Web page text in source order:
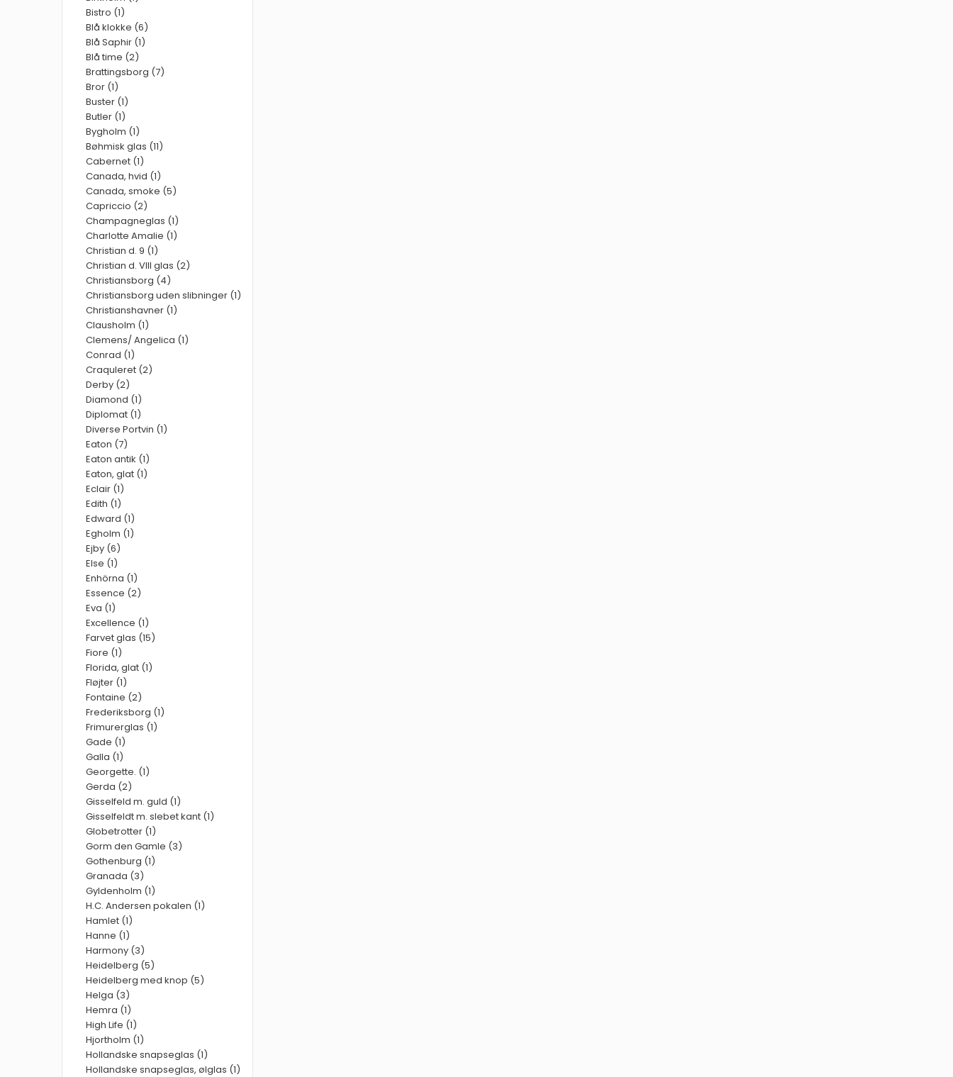
Bistro (1)
Blå klokke (6)
Blå Saphir (1)
Blå time (2)
Brattingsborg (7)
Bror (1)
Buster (1)
Butler (1)
Bygholm (1)
Bøhmisk glas (11)
Cabernet (1)
Canada, hvid (1)
Canada, smoke (5)
Capriccio (2)
Champagneglas (1)
Charlotte Amalie (1)
Christian d. 9 (1)
Christian d. VIII glas (2)
Christiansborg (4)
Christiansborg uden slibninger (1)
Christianshavner (1)
Clausholm (1)
Clemens/ Angelica (1)
Conrad (1)
Craquleret (2)
Derby (2)
Diamond (1)
Diplomat (1)
Diverse Portvin (1)
Eaton (7)
Eaton antik (1)
Eaton, glat (1)
Eclair (1)
Edith (1)
Edward (1)
Egholm (1)
Ejby (6)
Else (1)
Enhörna (1)
Essence (2)
Eva (1)
Excellence (1)
Farvet glas (15)
Fiore (1)
Florida, glat (1)
Fløjter (1)
Fontaine (2)
Frederiksborg (1)
Frimurerglas (1)
Gade (1)
Galla (1)
Georgette. (1)
Gerda (2)
Gisselfeld m. guld (1)
Gisselfeldt m. slebet kant (1)
Globetrotter (1)
Gorm den Gamle (3)
Gothenburg (1)
Granada (3)
Gyldenholm (1)
H.C. Andersen pokalen (1)
Hamlet (1)
Hanne (1)
Harmony (3)
Heidelberg (5)
Heidelberg med knop (5)
Helga (3)
Hemra (1)
High Life (1)
Hjortholm (1)
Hollandske snapseglas (1)
Hollandske snapseglas, ølglas (1)